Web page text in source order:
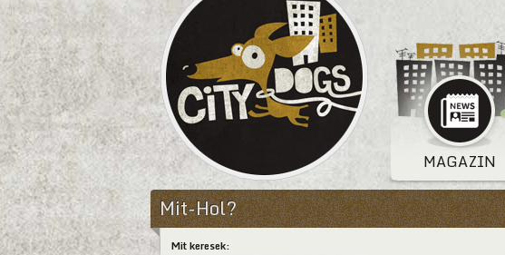
MAGAZIN
Mit-Hol?
Mit keresek: